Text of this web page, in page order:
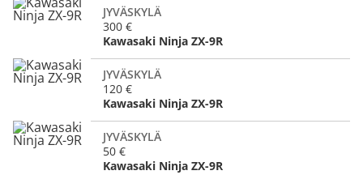
JYVÄSKYLÄ
Kawasaki Ninja ZX-9R
300 €
JYVÄSKYLÄ
Kawasaki Ninja ZX-9R
120 €
JYVÄSKYLÄ
Kawasaki Ninja ZX-9R
50 €